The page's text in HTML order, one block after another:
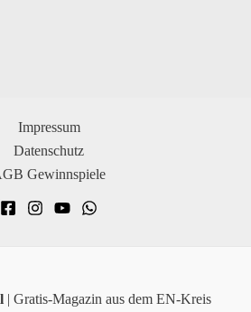
Impressum
Datenschutz
Gewinnspiele
| Gratis-Magazin aus dem EN-Kreis